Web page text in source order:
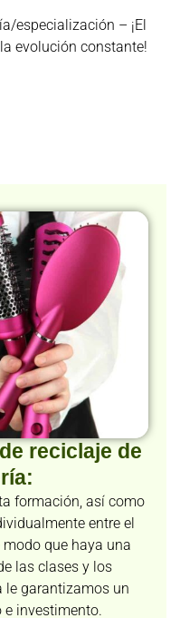
especialización – ¡El
evolución constante!
reciclaje de
formación, así como
entre el
que haya una
las clases y los
le garantizamos un
e investimento.